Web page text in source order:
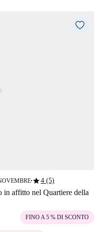
■star4 (5)
in affitto nel Quartiere della
FINO A 5 % DI SCONTO